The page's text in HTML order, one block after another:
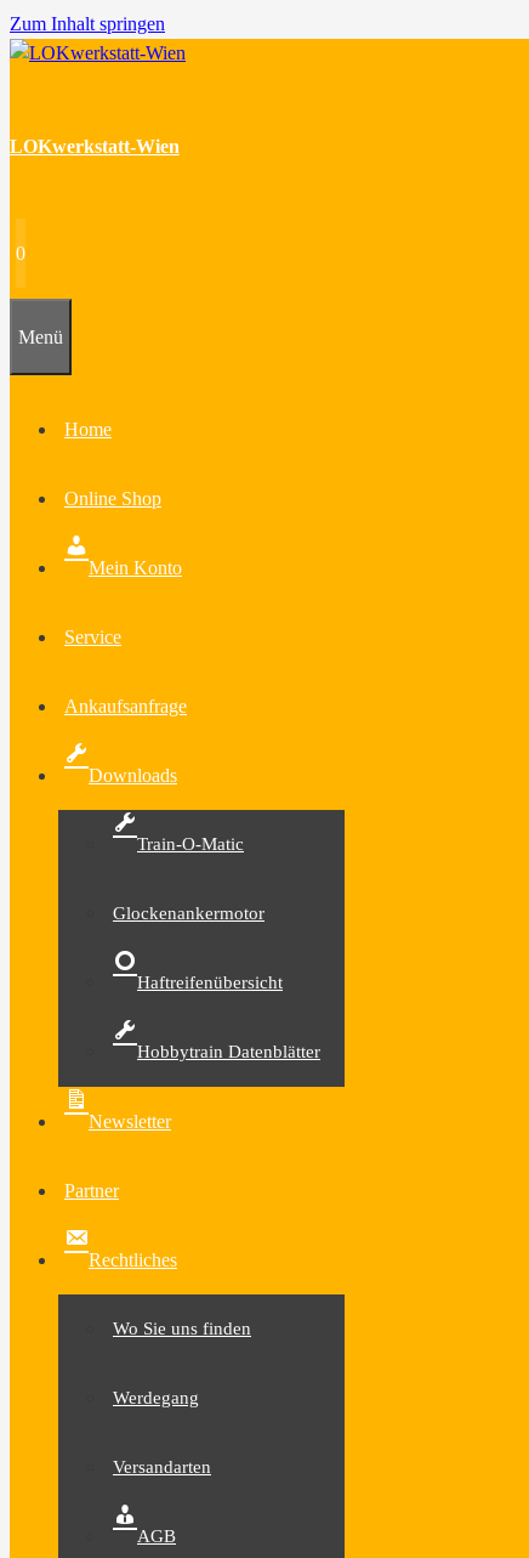
Zum Inhalt springen
LOKwerkstatt-Wien
0
Menü
Home
Online Shop
Mein Konto
Service
Ankaufsanfrage
Downloads
Train-O-Matic
Glockenankermotor
Haftreifenübersicht
Hobbytrain Datenblätter
Newsletter
Partner
Rechtliches
Wo Sie uns finden
Werdegang
Versandarten
AGB